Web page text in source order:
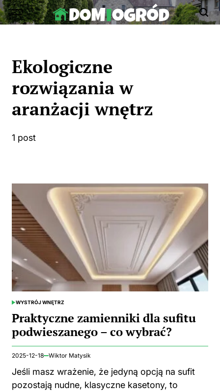
Skip
to
Ekologiczne
rozwiązania w
aranżacji wnętrz
1 post
POSTED
WYSTRÓJ WNĘTRZ
Praktyczne zamienniki dla sufitu
podwieszanego – co wybrać?
2025-12-18 Wiktor Matysik
Jeśli masz wrażenie, że jedyną opcją na sufit
pozostają nudne, klasyczne kasetony, to